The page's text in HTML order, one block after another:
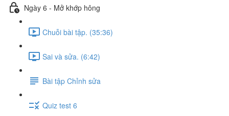
Ngày 6 - Mở khớp hông
Chuỗi bài tập. (35:36)
Sai và sửa. (6:42)
Bài tập Chỉnh sửa
Quiz test 6